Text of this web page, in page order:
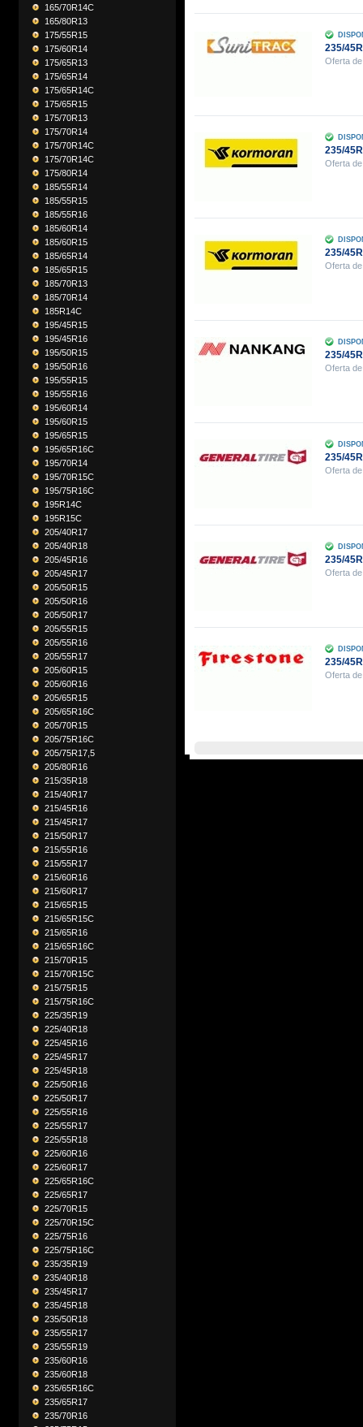
165/70R14C
165/80R13
175/55R15
175/60R14
175/65R13
175/65R14
175/65R14C
175/65R15
175/70R13
175/70R14
175/70R14C
175/70R14C
175/80R14
185/55R14
185/55R15
185/55R16
185/60R14
185/60R15
185/65R14
185/65R15
185/70R13
185/70R14
185R14C
195/45R15
195/45R16
195/50R15
195/50R16
195/55R15
195/55R16
195/60R14
195/60R15
195/65R15
195/65R16C
195/70R14
195/70R15C
195/75R16C
195R14C
195R15C
205/40R17
205/40R18
205/45R16
205/45R17
205/50R15
205/50R16
205/50R17
205/55R15
205/55R16
205/55R17
205/60R15
205/60R16
205/65R15
205/65R16C
205/70R15
205/75R16C
205/75R17,5
205/80R16
215/35R18
215/40R17
215/45R16
215/45R17
215/50R17
215/55R16
215/55R17
215/60R16
215/60R17
215/65R15
215/65R15C
215/65R16
215/65R16C
215/70R15
215/70R15C
215/75R15
215/75R16C
225/35R19
225/40R18
225/45R16
225/45R17
225/45R18
225/50R16
225/50R17
225/55R16
225/55R17
225/55R18
225/60R16
225/60R17
225/65R16C
225/65R17
225/70R15
225/70R15C
225/75R16
225/75R16C
235/35R19
235/40R18
235/45R17
235/45R18
235/50R18
235/55R17
235/55R19
235/60R16
235/60R18
235/65R16C
235/65R17
235/70R16
235/
Oferta
235/
Oferta
235/
Oferta
235/
Oferta
235/
Oferta
235/
Oferta
235/
Oferta